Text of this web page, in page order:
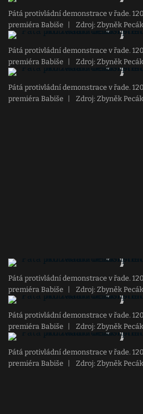
Pátá protivládní demonstrace v řade.
premiéra Babiše
Zdroj: Zbyněk Pecák
Pátá protivládní demonstrace v řade.
premiéra Babiše
Zdroj: Zbyněk Pecák
Pátá protivládní demonstrace v řade.
premiéra Babiše
Zdroj: Zbyněk Pecák
Pátá protivládní demonstrace v řade.
premiéra Babiše
Zdroj: Zbyněk Pecák
Pátá protivládní demonstrace v řade.
premiéra Babiše
Zdroj: Zbyněk Pecák
Pátá protivládní demonstrace v řade.
premiéra Babiše
Zdroj: Zbyněk Pecák